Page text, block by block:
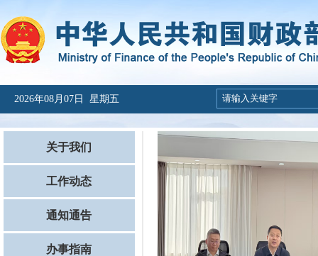
2026年08月07日 星期五
关于我们
工作动态
通知通告
办事指南